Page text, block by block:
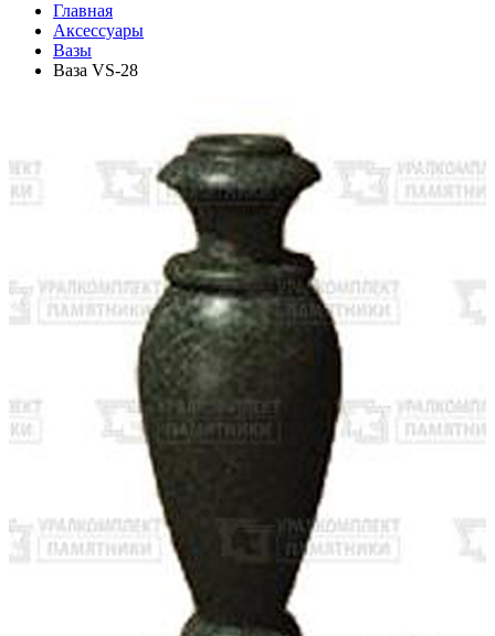
Главная
Аксессуары
Вазы
Ваза VS-28